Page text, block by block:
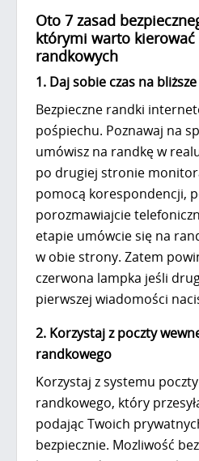
Oto 7 zasad
którymi warto
randkowych
1. Daj sobie czas na
Bezpieczne randki
pośpiechu. Poznawaj na
umówisz na randkę w
po drugiej stronie
pomocą korespondencji,
porozmawiajcie
etapie umówcie się na
w obie strony. Zatem
czerwona lampka jeśli
pierwszej wiadomości
2. Korzystaj z poczty
randkowego
Korzystaj z systemu
randkowego, który
podając Twoich
bezpiecznie. Mozliwość